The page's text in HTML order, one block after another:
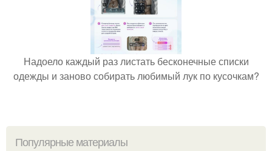
Надоело каждый раз листать бесконечные списки
одежды и заново собирать любимый лук по кусочкам?
Популярные материалы